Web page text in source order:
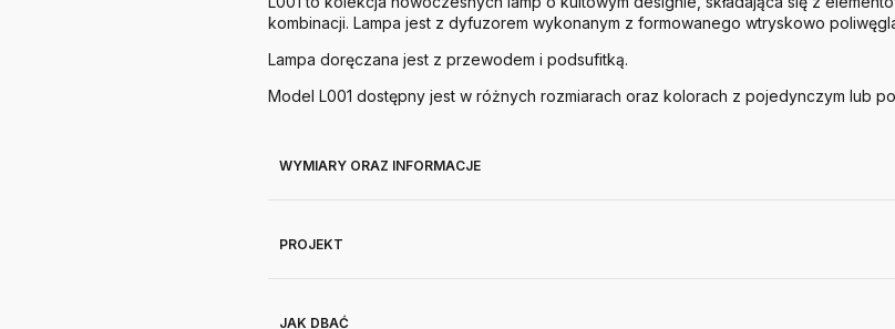
kombinacji. Lampa jest z dyfuzorem wykonanym z formowanego wtryskowo
Lampa doręczana jest z przewodem i podsufitką.
Model L001 dostępny jest w różnych rozmiarach oraz kolorach z pojedynczym lub
WYMIARY ORAZ INFORMACJE
PROJEKT
JAK DBAĆ